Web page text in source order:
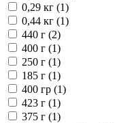
0,29 кг (1)
0,44 кг (1)
440 г (2)
400 г (1)
250 г (1)
185 г (1)
400 гр (1)
423 г (1)
375 г (1)